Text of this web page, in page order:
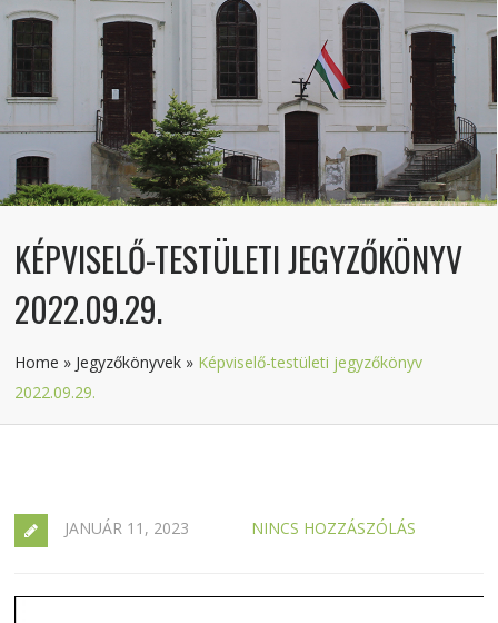
KÉPVISELŐ-TESTÜLETI JEGYZŐKÖNYV
2022.09.29.
Home » Jegyzőkönyvek » Képviselő-testületi jegyzőkönyv
2022.09.29.
JANUÁR 11, 2023 NINCS HOZZÁSZÓLÁS